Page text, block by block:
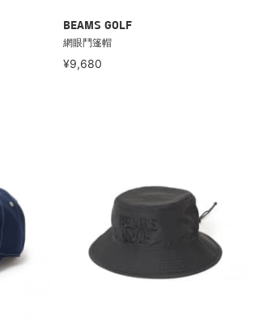
BEAMS GOLF
網眼鬥篷帽
¥9,680